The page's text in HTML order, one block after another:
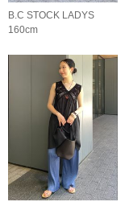
B.C STOCK LADYS
160cm